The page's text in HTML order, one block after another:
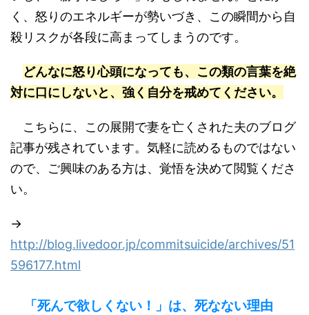
く、怒りのエネルギーが勢いづき、この瞬間から自
殺リスクが各段に高まってしまうのです。
どんなに怒り心頭になっても、この類の言葉を絶
対に口にしないと、強く自分を戒めてください。
こちらに、この展開で妻を亡くされた夫のブログ
記事が残されています。気軽に読めるものではない
ので、ご興味のある方は、覚悟を決めて閲覧くださ
い。
→
http://blog.livedoor.jp/commitsuicide/archives/51
596177.html
「死んで欲しくない！」は、死なない理由